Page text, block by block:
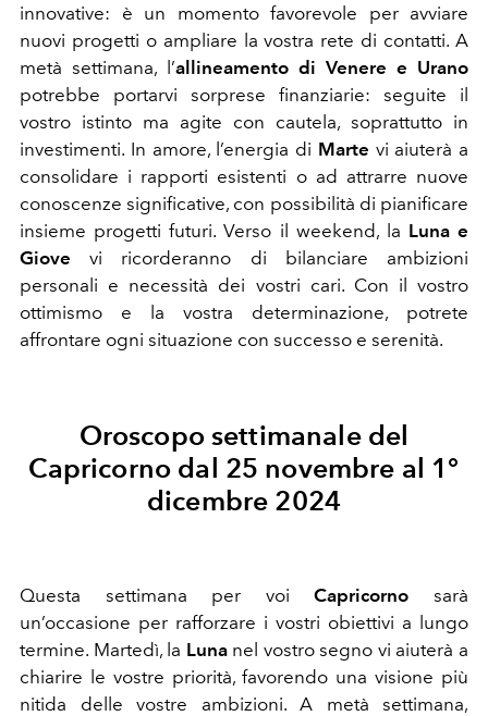
innovative: è un momento favorevole per avviare
nuovi progetti o ampliare la vostra rete di contatti. A
metà settimana, l’allineamento di Venere e Urano
potrebbe portarvi sorprese finanziarie: seguite il
vostro istinto ma agite con cautela, soprattutto in
investimenti. In amore, l’energia di Marte vi aiuterà a
consolidare i rapporti esistenti o ad attrarre nuove
conoscenze significative, con possibilità di pianificare
insieme progetti futuri. Verso il weekend, la Luna e
Giove vi ricorderanno di bilanciare ambizioni
personali e necessità dei vostri cari. Con il vostro
ottimismo e la vostra determinazione, potrete
affrontare ogni situazione con successo e serenità.
Oroscopo settimanale del
Capricorno dal 25 novembre al 1°
dicembre 2024
Questa settimana per voiCapricorno sarà
un’occasione per rafforzare i vostri obiettivi a lungo
termine. Martedì, la Lunanel vostro segno vi aiuterà a
chiarire le vostre priorità, favorendo una visione più
nitida delle vostre ambizioni. A metà settimana,